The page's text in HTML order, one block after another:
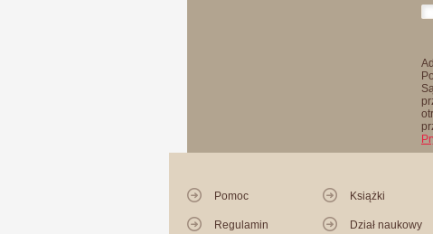
Pomoc
Regulamin
Książki
Dział naukowy